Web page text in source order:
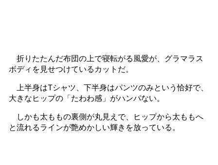
折りたたんだ布団の上で寝転がる風愛が、グラマラス
ボディを見せつけているカットだ。
上半身はTシャツ、下半身はパンツのみという恰好で、
大きなヒップの「たわわ感」がハンパない。
しかも太ももの裏側が丸見えで、ヒップから太ももへ
と流れるラインが艶めかしい輝きを放っている。